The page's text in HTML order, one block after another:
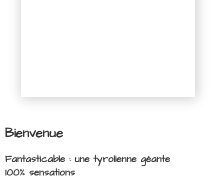
Bienvenue
Fantasticable : une tyrolienne géante
100% sensations